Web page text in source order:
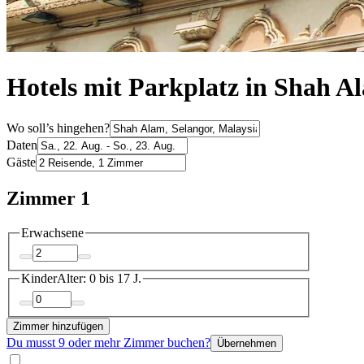
Hotels mit Parkplatz in Shah
Wo soll’s hingehen?
Daten
Gäste
Zimmer 1
Erwachsene
KinderAlter: 0 bis 17 J.
Zimmer hinzufügen
Du musst 9 oder mehr Zimmer buchen? Übernehmen